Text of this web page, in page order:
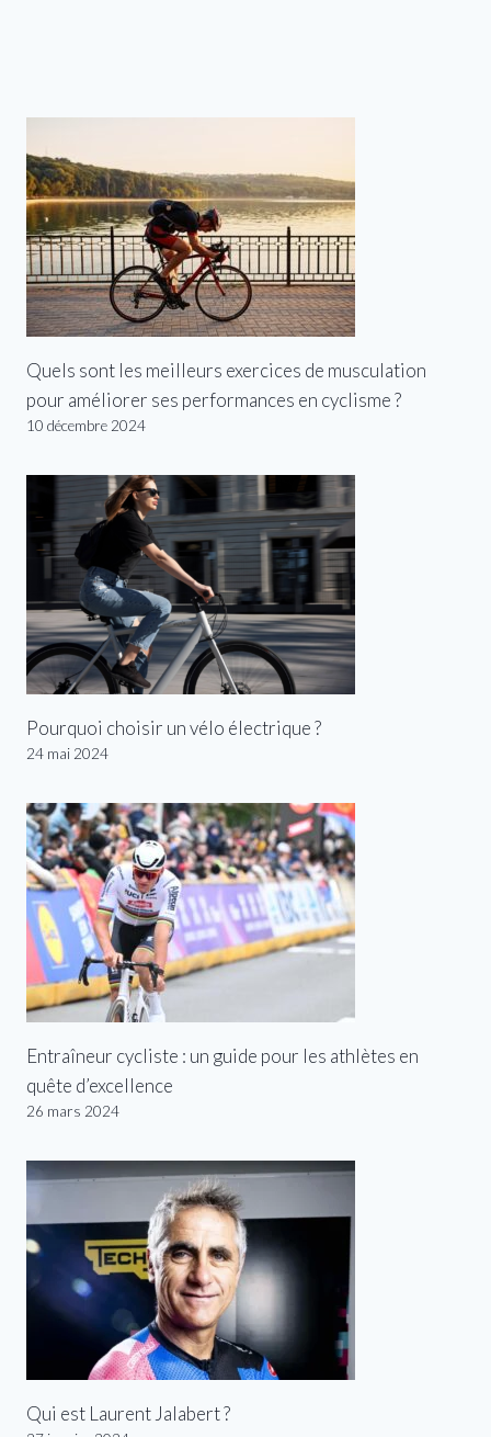
Quels sont les meilleurs exercices de musculation
pour améliorer ses performances en cyclisme ?
10 décembre 2024
Pourquoi choisir un vélo électrique ?
24 mai 2024
Entraîneur cycliste : un guide pour les athlètes en
quête d’excellence
26 mars 2024
Qui est Laurent Jalabert ?